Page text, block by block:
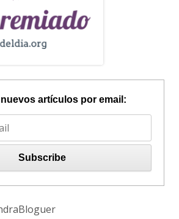
artículos por email: